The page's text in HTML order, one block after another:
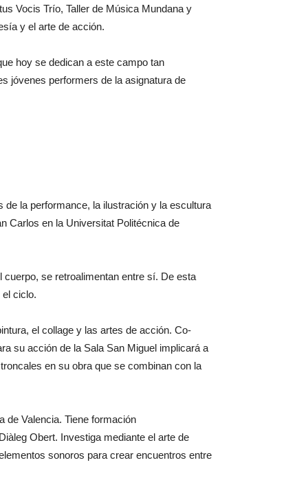
Vocis Trío, Taller de Música Mundana y
y el arte de acción.
hoy se dedican a este campo tan
jóvenes performers de la asignatura de
la performance, la ilustración y la escultura
Carlos en la Universitat Politécnica de
se retroalimentan entre sí. De esta
ciclo.
el collage y las artes de acción. Co-
su acción de la Sala San Miguel implicará a
en su obra que se combinan con la
de Valencia. Tiene formación
Obert. Investiga mediante el arte de
sonoros para crear encuentros entre